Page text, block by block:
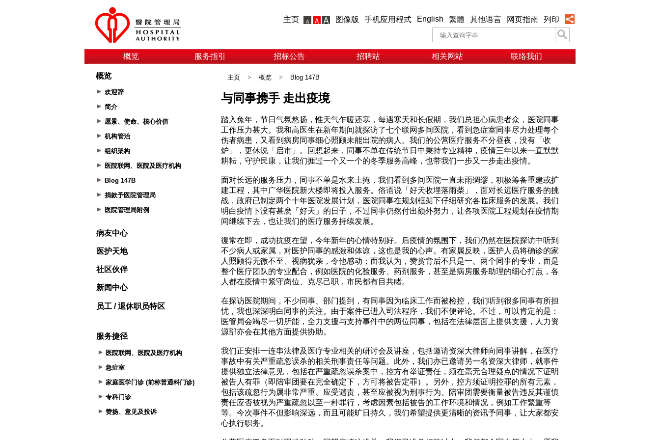
主页 图像版 手机应用程式 English 繁體 其他语言 网页指南 列印
概览 服务指引 招标公告 招聘站 相关网站 联络我们
概览
欢迎辞
简介
愿景、使命、核心价值
机构管治
组织架构
医院联网、医院及医疗机构
Blog 147B
捐款予医院管理局
医院管理局附例
病友中心
医护天地
社区伙伴
新闻中心
员工 / 退休职员特区
服务捷径
医院联网、医院及医疗机构
急症室
家庭医学门诊 (前称普通科门诊)
专科门诊
赞扬、意见及投诉
主页 > 概览 > Blog 147B